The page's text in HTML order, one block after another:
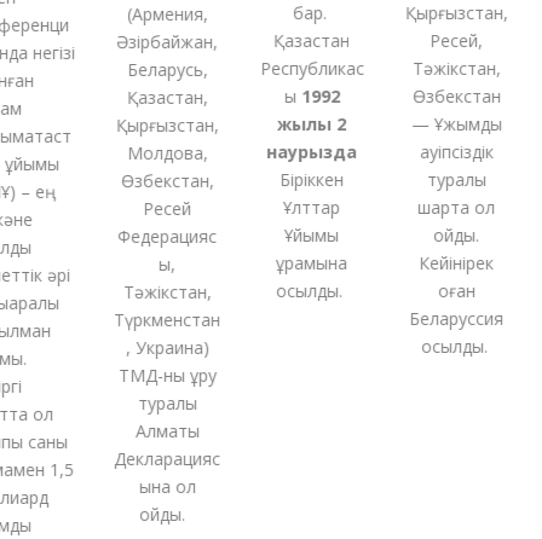
негізі
ең
әрі
ол
саны
1,5
Армения,
Әзірбайжан,
Беларусь,
Қазақстан,
Қырғызстан,
Молдова,
Өзбекстан,
Ресей
Федерацияс
Тәжікстан,
Түркменстан
Украина)
ТМД-нықұру
туралы
Алматы
Декларацияс
ына қол
қойды.
бар.
Қазақстан
Республикас
1992
жылы 2
наурызда
Біріккен
Ұлттар
Ұйымы
құрамына
қосылды.
Қырғызстан,
Ресей,
Тәжікстан,
Өзбекстан
— Ұжымдық
қауіпсіздік
туралы
шартқа қол
қойды.
Кейінірек
оған
Беларуссия
қосылды.